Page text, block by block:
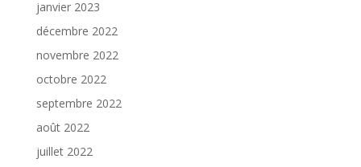
janvier 2023
décembre 2022
novembre 2022
octobre 2022
septembre 2022
août 2022
juillet 2022